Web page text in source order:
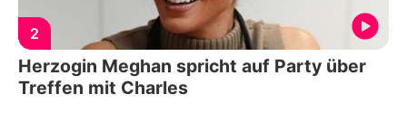
2
Herzogin Meghan spricht auf Party über
Treffen mit Charles